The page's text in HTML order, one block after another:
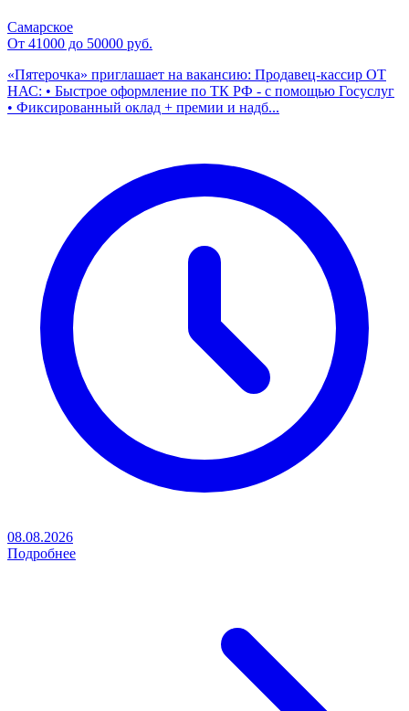
Самарское
От 41000 до 50000 руб.
«Пятерочка» приглашает на вакансию: Продавец-кассир ОТ
НАС: • Быстрое оформление по ТК РФ - с помощью Госуслуг
• Фиксированный оклад + премии и надб...
08.08.2026
Подробнее